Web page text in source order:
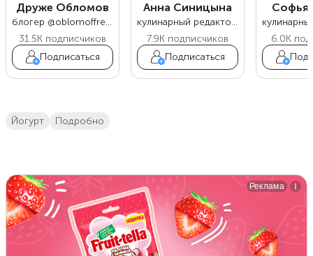
Друже Обломов
блогер @oblomoffrecipe
31.5K подписчиков
Подписаться
Анна Синицына
кулинарный редактор Food.ru
7.9K подписчиков
Подписаться
Софья
6.0K
йогурт подробно